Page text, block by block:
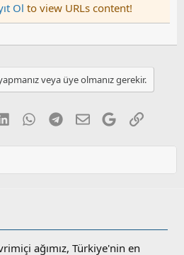
Ol to view URLs content!
veya üye olmanız gerekir.
LinkedInWhatsApp
Telegram
E-postaGoogleLink
ağımız, Türkiye'nin en